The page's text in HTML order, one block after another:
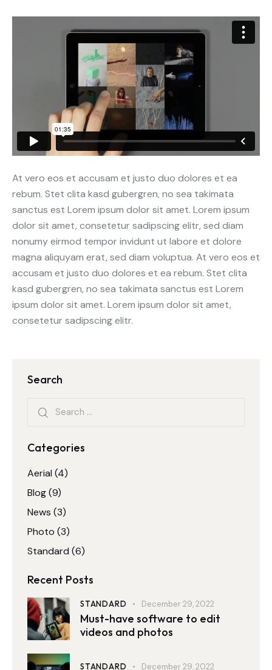
At vero eos et accusam et justo duo dolores et ea
rebum. Stet clita kasd gubergren, no sea takimata
sanctus est Lorem ipsum dolor sit amet. Lorem ipsum
dolor sit amet, consetetur sadipscing elitr, sed diam
nonumy eirmod tempor invidunt ut labore et dolore
magna aliquyam erat, sed diam voluptua. At vero eos et
accusam et justo duo dolores et ea rebum. Stet clita
kasd gubergren, no sea takimata sanctus est Lorem
ipsum dolor sit amet. Lorem ipsum dolor sit amet,
consetetur sadipscing elitr.
Search
Categories
Aerial (4)
Blog(9)
News (3)
Photo (3)
Standard (6)
Recent Posts
STANDARD December 29, 2022
Must-have software to edit
videos and photos
STANDARD December 29, 2022